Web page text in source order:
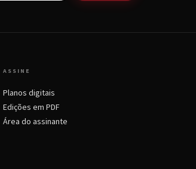
ASSINE
Planos digitais
Edições em PDF
Área do assinante